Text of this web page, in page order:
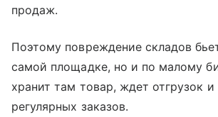
продаж.
Поэтому повреждение складов
самой площадке, но и по малому
хранит там товар, ждет отгрузок и
регулярных заказов.